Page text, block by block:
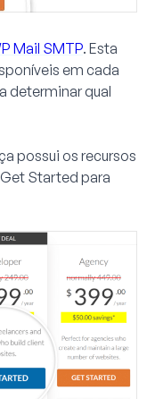
Mail SMTP. Esta
em cada
determinar qual
possui os recursos
Get Started para